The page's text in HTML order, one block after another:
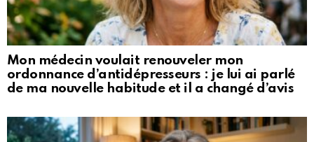
Mon médecin voulait renouveler mon
ordonnance d’antidépresseurs : je lui ai parlé
de ma nouvelle habitude et il a changé d’avis